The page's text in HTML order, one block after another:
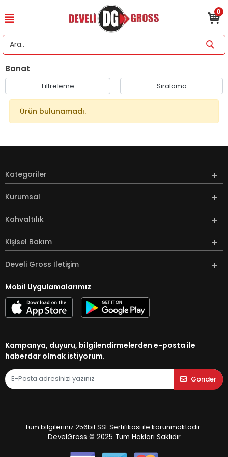
0
Banat
Filtreleme Sıralama
Ürün bulunamadı.
Kategoriler
Kurumsal
Kahvaltılık
Kişisel Bakım
Develi Gross İletişim
Mobil Uygulamalarımız
Kampanya, duyuru, bilgilendirmelerden e-posta ile
haberdar olmak istiyorum.
Gönder
Tüm bilgileriniz 256bit SSL Sertifikası ile korunmaktadır.
DevelGross © 2025 Tüm Hakları Saklıdır